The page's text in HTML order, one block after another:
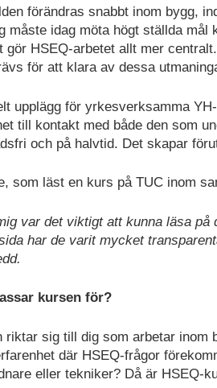
förändras snabbt inom bygg,
måste idag möta högt ställda
gör HSEQ-arbetet allt mer
för att klara av dessa
upplägg för yrkesverksamma
till kontakt med både den som
och på halvtid. Det skapar
som läst en kurs på TUC inom
var det viktigt att kunna läsa
har de varit mycket
kursen för?
riktar sig till dig som arbetar inom
där HSEQ-frågor
eller tekniker? Då är HSEQ-